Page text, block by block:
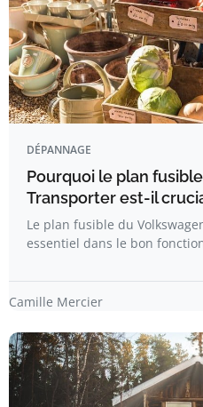
DÉPANNAGE
Pourquoi le plan
Transporter est-il
Le plan fusible du
essentiel dans le bon
Camille Mercier